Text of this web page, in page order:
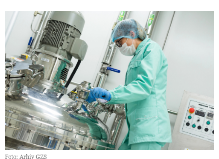
Foto: Arhiv GZS